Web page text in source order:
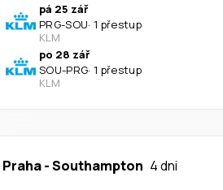
pá 25 zář
PRG-SOU· 1 přestup
KLM
po 28 zář
SOU-PRG· 1 přestup
KLM
Praha-Southampton 4 dni